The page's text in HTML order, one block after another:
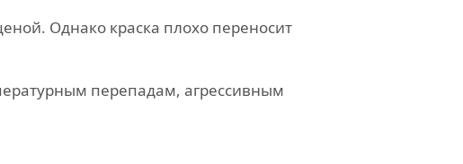
Однако краска плохо переносит
перепадам, агрессивным